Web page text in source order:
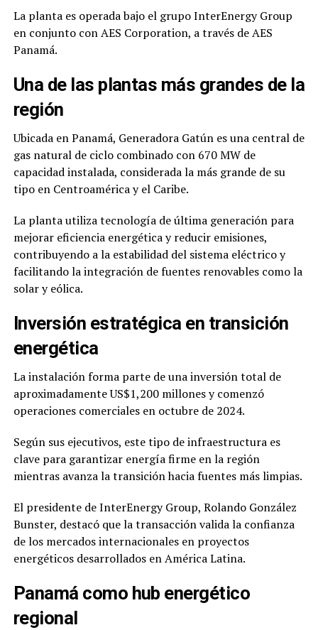
La planta es operada bajo el grupoInterEnergy Group
en conjunto conAES Corporation, a través deAES
Panamá.
Una de las plantas más grandes de la
región
Ubicada en Panamá, Generadora Gatún es una central de
gas natural de ciclo combinado con 670 MW de
capacidad instalada, considerada la más grande de su
tipo en Centroamérica y el Caribe.
La planta utiliza tecnología de última generación para
mejorar eficiencia energética y reducir emisiones,
contribuyendo a la estabilidad del sistema eléctrico y
facilitando la integración de fuentes renovables como la
solar y eólica.
Inversión estratégica en transición
energética
La instalación forma parte de una inversión total de
aproximadamente US$1,200 millones y comenzó
operaciones comerciales en octubre de 2024.
Según sus ejecutivos, este tipo de infraestructura es
clave para garantizar energía firme en la región
mientras avanza la transición hacia fuentes más limpias.
El presidente de InterEnergy Group, Rolando González
Bunster, destacó que la transacción valida la confianza
de los mercados internacionales en proyectos
energéticos desarrollados en América Latina.
Panamá como hub energético
regional